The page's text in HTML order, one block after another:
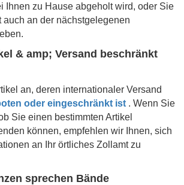
Ihnen zu Hause abgeholt wird, oder Sie
auch an der nächstgelegenen
& amp; Versand beschränkt
an, deren internationaler Versand
oder eingeschränkt ist . Wenn Sie
Sie einen bestimmten Artikel
können, empfehlen wir Ihnen, sich
an Ihr örtliches Zollamt zu
sprechen Bände